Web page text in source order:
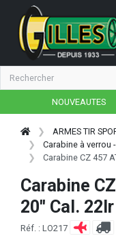
NOUVEAUTES
ARMES TIR
Carabine à verrou
Carabine CZ 457
Carabine
20'' Cal. 22lr
Réf. : LO217